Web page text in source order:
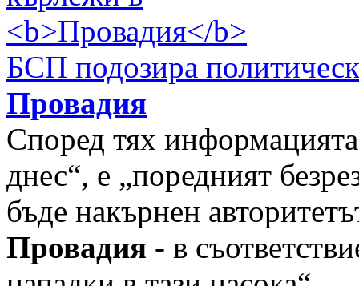
БСП подозира
Провадия
Според тях
днес“, е „поредният
бъде накърнен
Провадия - в